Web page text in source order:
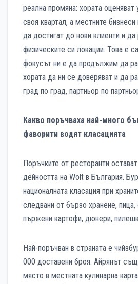
реална промяна: хората
своя квартал, а местните
да достигат до нови клиенти и
физическите си локации. Това е
фокусът ни е да продължим да
хората да ни се доверяват и да
град по град, партньор по
Какво поръчваха най-много
фаворити водят класацията
Поръчките от ресторанти
дейността на Wolt в България.
националната класация при
следвани от бързо хранене, пица,
пържени картофи, дюнери,
Най-поръчван в страната е
000 доставени броя. Айрянът
място в местната кулинарна